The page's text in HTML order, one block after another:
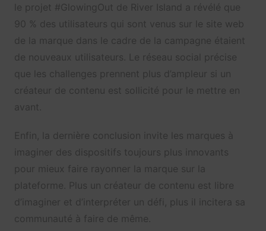
le projet #GlowingOut de River Island a révélé que
90 % des utilisateurs qui sont venus sur le site web
de la marque dans le cadre de la campagne étaient
de nouveaux utilisateurs. Le réseau social précise
que les challenges prennent plus d’ampleur si un
créateur de contenu est sollicité pour le mettre en
avant.
Enfin, la dernière conclusion invite les marques à
imaginer des dispositifs toujours plus innovants
pour mieux faire rayonner la marque sur la
plateforme. Plus un créateur de contenu est libre
d’imaginer et d’interpréter un défi, plus il incitera sa
communauté à faire de même.